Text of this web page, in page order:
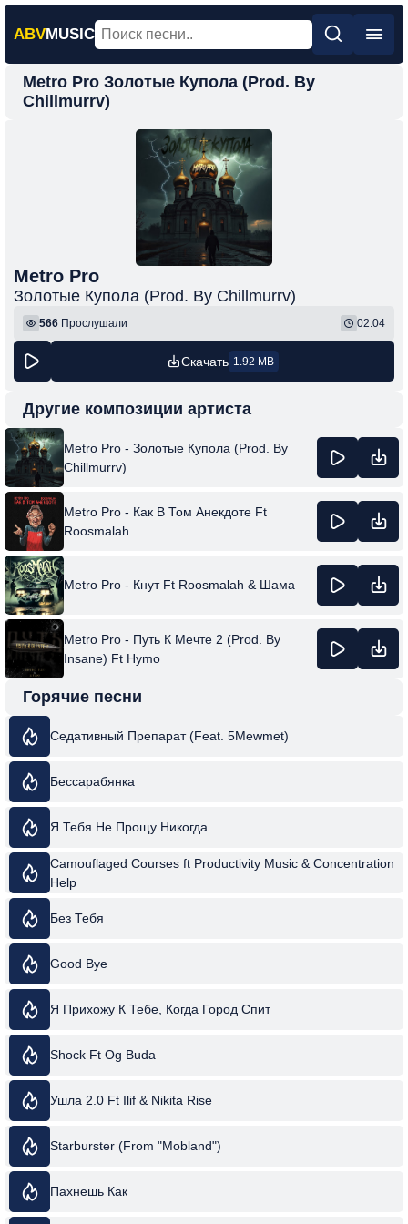
ABVMUSIC
Главная
Фонк
Metro Pro Золотые Купола (Prod. By
Chillmurrv)
Metro Pro
Золотые Купола (Prod. By Chillmurrv)
566 Прослушали 02:04
Скачать 1.92 MB
Другие композиции артиста
Metro Pro - Золотые Купола (Prod. By
Chillmurrv)
Metro Pro - Как В Том Анекдоте Ft
Roosmalah
Metro Pro - Кнут Ft Roosmalah & Шама
Metro Pro - Путь К Мечте 2 (Prod. By
Insane) Ft Hymo
Горячие песни
Седативный Препарат (Feat. 5Mewmet)
Бессарабянка
Я Тебя Не Прощу Никогда
Camouflaged Courses ft Productivity Music & Concentration
Help
Без Тебя
Good Bye
Я Прихожу К Тебе, Когда Город Спит
Shock Ft Og Buda
Ушла 2.0 Ft Ilif & Nikita Rise
Starburster (From "Mobland")
Пахнешь Как